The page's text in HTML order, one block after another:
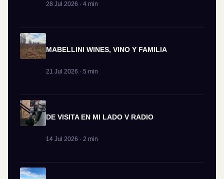
28 Jul 2026 · 4 min
MABELLINI WINES, VINO Y FAMILIA
21 Jul 2026 · 5 min
DE VISITA EN MI LADO V RADIO
14 Jul 2026 · 2 min